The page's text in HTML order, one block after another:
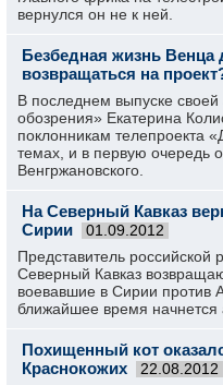
вернулся он не к ней.
Безбедная жизнь Венца
возвращаться на
В последнем выпуске своей
обозрения» Екатерина
поклонникам телепроекта
темах, и в первую очередь
Венгржановского.
На Северный Кавказ
Сирии
01.09.2012
Представитель российской
Северный Кавказ
воевавшие в Сирии против
ближайшее время начнется
Похищенный кот
Краснокожих
22.08.2012